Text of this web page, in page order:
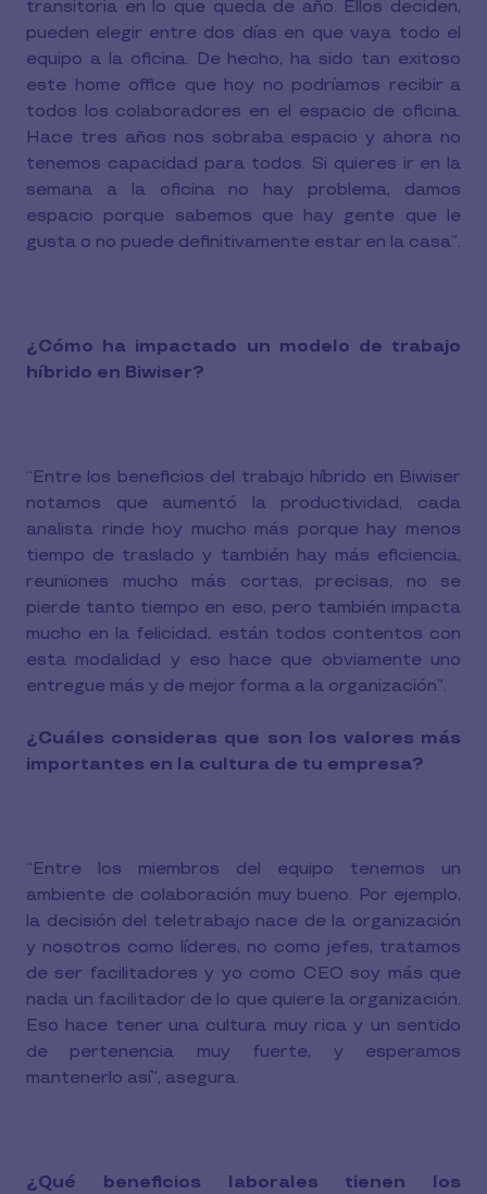
transitoria en lo que queda de año. Ellos deciden,
pueden elegir entre dos días en que vaya todo el
equipo a la oficina. De hecho, ha sido tan exitoso
este home office que hoy no podríamos recibir a
todos los colaboradores en el espacio de oficina.
Hace tres años nos sobraba espacio y ahora no
tenemos capacidad para todos. Si quieres ir en la
semana a la oficina no hay problema, damos
espacio porque sabemos que hay gente que le
gusta o no puede definitivamente estar en la casa”.
¿Cómo ha impactado un modelo de trabajo
híbrido en Biwiser?
“Entre los beneficios del trabajo híbrido en Biwiser
notamos que aumentó la productividad, cada
analista rinde hoy mucho más porque hay menos
tiempo de traslado y también hay más eficiencia,
reuniones mucho más cortas, precisas, no se
pierde tanto tiempo en eso, pero también impacta
mucho en la felicidad, están todos contentos con
esta modalidad y eso hace que obviamente uno
entregue más y de mejor forma a la organización”.
¿Cuáles consideras que son los valores más
importantes en la cultura de tu empresa?
“Entre los miembros del equipo tenemos un
ambiente de colaboración muy bueno. Por ejemplo,
la decisión del teletrabajo nace de la organización
y nosotros como líderes, no como jefes, tratamos
de ser facilitadores y yo como CEO soy más que
nada un facilitador de lo que quiere la organización.
Eso hace tener una cultura muy rica y un sentido
de pertenencia muy fuerte, y esperamos
mantenerlo así”, asegura.
¿Qué beneficios laborales tienen los